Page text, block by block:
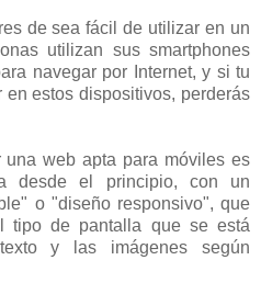
de sea fácil de utilizar en un
utilizan sus smartphones
navegar por Internet, y si tu
estos dispositivos, perderás
una web apta para móviles es
desde el principio, con un
o "diseño responsivo", que
tipo de pantalla que se está
y las imágenes según